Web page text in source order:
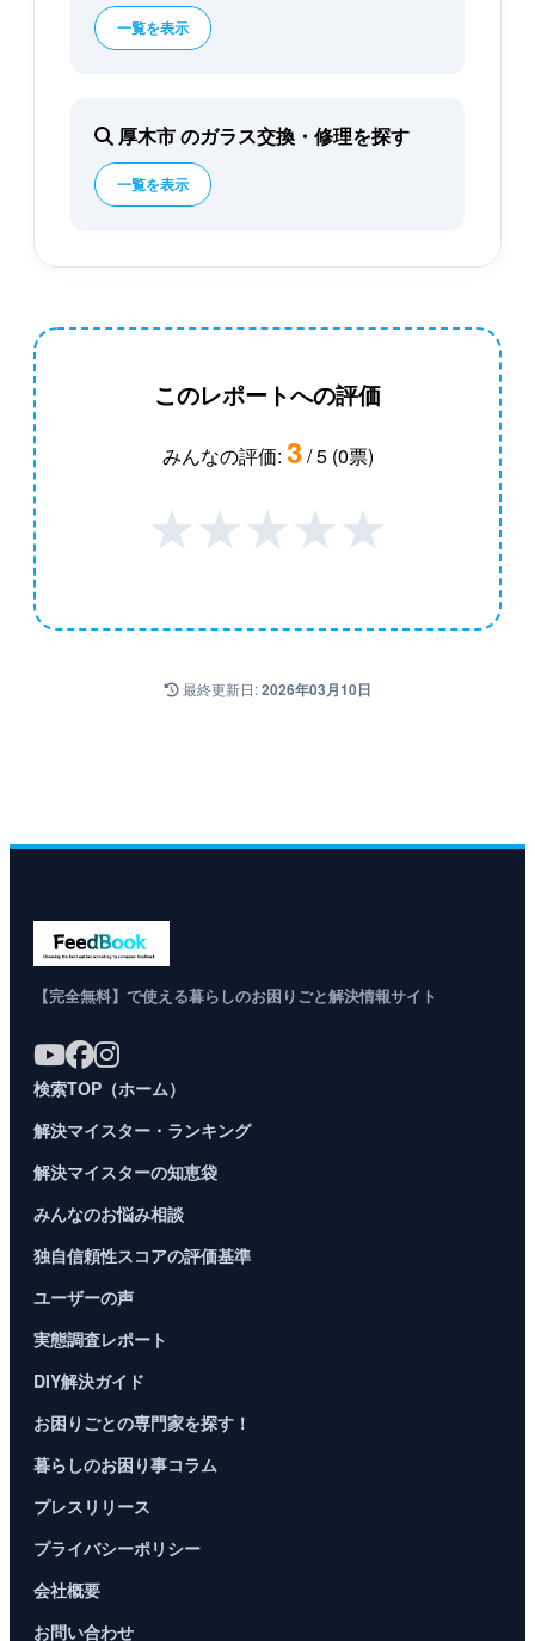
一覧を表示
厚木市 のガラス交換・修理を探す
一覧を表示
このレポートへの評価
みんなの評価: 3/ 5 (0票)
★★★★★
最終更新日:2026年03月10日
【完全無料】で使える暮らしのお困りごと解決情報サイト
検索TOP（ホーム）
解決マイスター・ランキング
解決マイスターの知恵袋
みんなのお悩み相談
独自信頼性スコアの評価基準
ユーザーの声
実態調査レポート
DIY解決ガイド
お困りごとの専門家を探す！
暮らしのお困り事コラム
プレスリリース
プライバシーポリシー
会社概要
お問い合わせ